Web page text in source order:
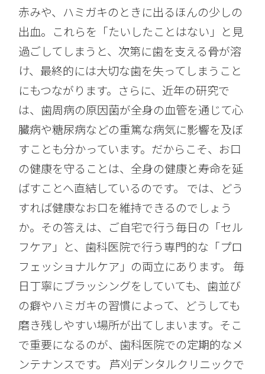
赤みや、ハミガキのときに出るほんの少しの
出血。これらを「たいしたことはない」と見
過ごしてしまうと、次第に歯を支える骨が溶
け、最終的には大切な歯を失ってしまうこと
にもつながります。さらに、近年の研究で
は、歯周病の原因菌が全身の血管を通じて心
臓病や糖尿病などの重篤な病気に影響を及ぼ
すことも分かっています。だからこそ、お口
の健康を守ることは、全身の健康と寿命を延
ばすことへ直結しているのです。 では、どう
すれば健康なお口を維持できるのでしょう
か。その答えは、ご自宅で行う毎日の「セル
フケア」と、歯科医院で行う専門的な「プロ
フェッショナルケア」の両立にあります。 毎
日丁寧にブラッシングをしていても、歯並び
の癖やハミガキの習慣によって、どうしても
磨き残しやすい場所が出てしまいます。そこ
で重要になるのが、歯科医院での定期的なメ
ンテナンスです。 芦刈デンタルクリニックで